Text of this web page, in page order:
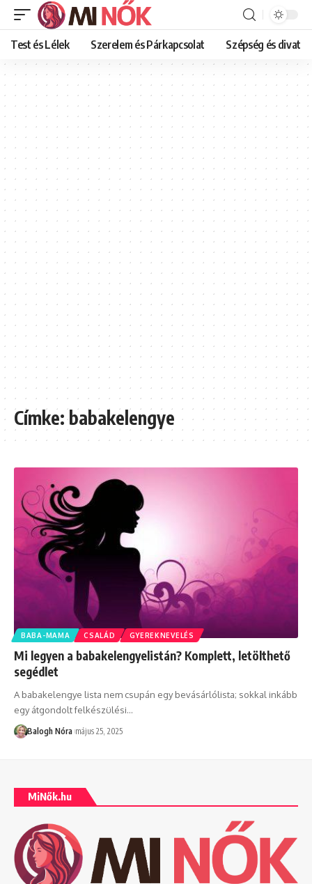
Test és Lélek Szerelem és Párkapcsolat Szépség és divat
Címke:babakelengye
BABA-MAMA CSALÁD GYEREKNEVELÉS
Mi legyen a babakelengyelistán? Komplett, letölthető
segédlet
A babakelengye lista nem csupán egy bevásárlólista; sokkal inkább
egy átgondolt felkészülési…
Balogh Nóra május 25, 2025
MiNők.hu